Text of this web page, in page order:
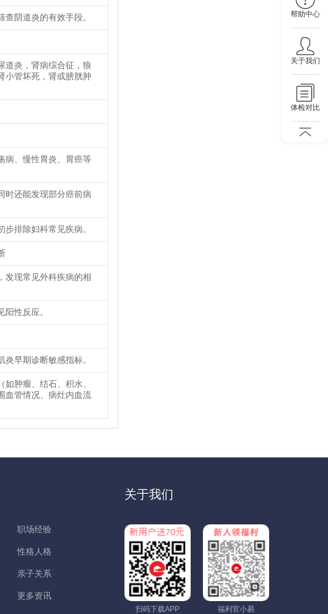
帮助中心
关于我们
体检对比
阴道炎的有效手段。
道炎，肾病综合征，狼
小管坏死，肾或膀胱肿
病、慢性胃炎、胃癌等
时还能发现部分癌前病
排除妇科常见疾病。
发现常见外科疾病的相
性反应。
早期诊断敏感指标。
肿瘤、结石、积水、
血管情况、病灶内血流
职场经验
性格人格
亲子关系
更多资讯
关于我们
扫码下载APP 福利官小易